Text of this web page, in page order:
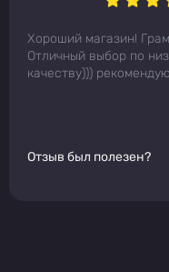
Хороший магазин!
Отличный выбор по
качеству)))
Отзыв был полезен?